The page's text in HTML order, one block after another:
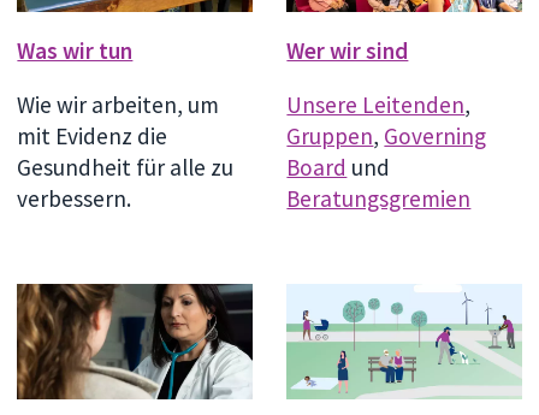
Was wir tun
Wie wir arbeiten, um
mit Evidenz die
Gesundheit für alle zu
verbessern.
Wer wir sind
Unsere Leitenden,
Gruppen, Governing
Board und
Beratungsgremien